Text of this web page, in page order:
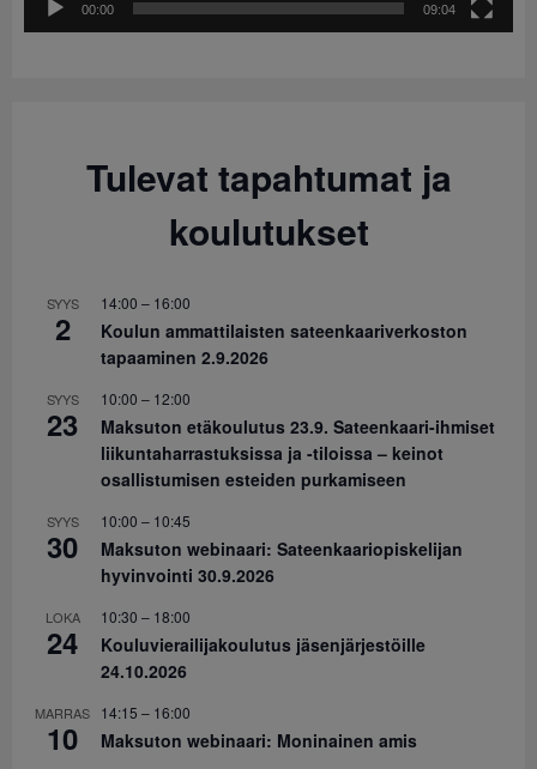
00:00 09:04
Tulevat tapahtumat ja
koulutukset
SYYS
2
14:00 – 16:00
Koulun ammattilaisten sateenkaariverkoston
tapaaminen 2.9.2026
SYYS
23
10:00 – 12:00
Maksuton etäkoulutus 23.9. Sateenkaari-ihmiset
liikuntaharrastuksissa ja -tiloissa – keinot
osallistumisen esteiden purkamiseen
SYYS
30
10:00 – 10:45
Maksuton webinaari: Sateenkaariopiskelijan
hyvinvointi 30.9.2026
LOKA
24
10:30 – 18:00
Kouluvierailijakoulutus jäsenjärjestöille
24.10.2026
MARRAS
10
14:15 – 16:00
Maksuton webinaari: Moninainen amis